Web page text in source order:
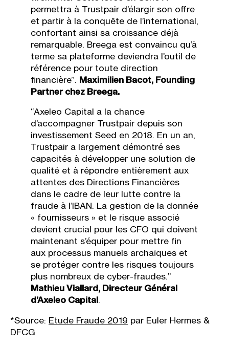
permettra à Trustpair d’élargir son offre
et partir à la conquête de l’international,
confortant ainsi sa croissance déjà
remarquable. Breega est convaincu qu’à
terme sa plateforme deviendra l’outil de
référence pour toute direction
financière”. Maximilien Bacot, Founding
Partner chez Breega.
“Axeleo Capital a la chance
d’accompagner Trustpair depuis son
investissement Seed en 2018. En un an,
Trustpair a largement démontré ses
capacités à développer une solution de
qualité et à répondre entièrement aux
attentes des Directions Financières
dans le cadre de leur lutte contre la
fraude à l’IBAN. La gestion de la donnée
« fournisseurs » et le risque associé
devient crucial pour les CFO qui doivent
maintenant s’équiper pour mettre fin
aux processus manuels archaïques et
se protéger contre les risques toujours
plus nombreux de cyber-fraudes.”
Mathieu Viallard, Directeur Général
d’Axeleo Capital .
*Source: Etude Fraude 2019 par Euler Hermes &
DFCG